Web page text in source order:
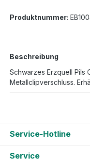
Produktnummer:
Beschreibung
Schwarzes Erzquell Pils
Metallclipverschluss.
Service-Hotline
Service